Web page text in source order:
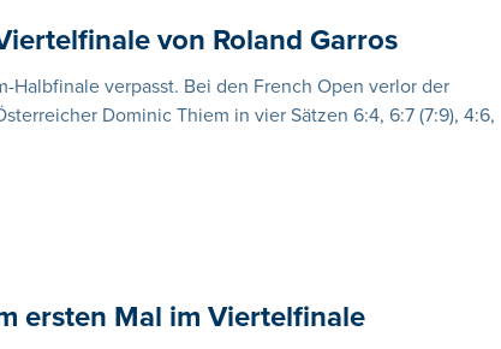
von Roland Garros
Halbfinale verpasst. Bei den French Open verlor der
Dominic Thiem in vier Sätzen 6:4, 6:7 (7:9), 4:6,
ersten Mal im Viertelfinale